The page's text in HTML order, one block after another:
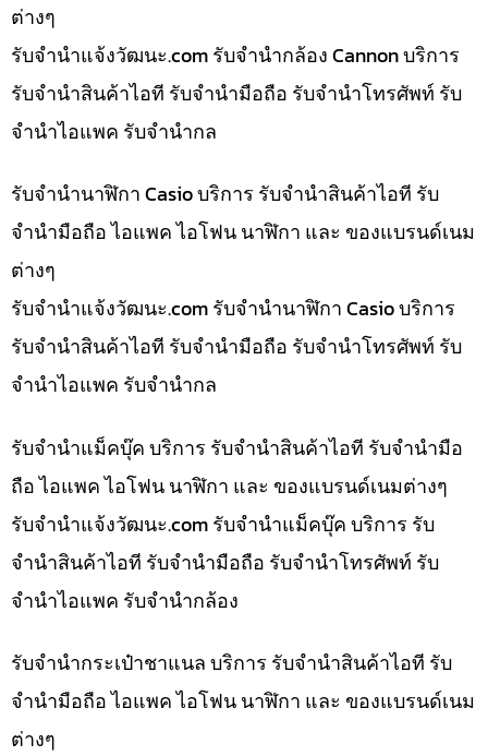
ต่างๆ
รับจํานําแจ้งวัฒนะ.com รับจำนำกล้อง Cannon บริการ
รับจำนำสินค้าไอที รับจำนำมือถือ รับจำนำโทรศัพท์ รับ
จำนำไอแพค รับจำนำกล
รับจำนำนาฬิกา Casio บริการ รับจำนำสินค้าไอที รับ
จำนำมือถือ ไอแพค ไอโฟน นาฬิกา และ ของแบรนด์เนม
ต่างๆ
รับจํานําแจ้งวัฒนะ.com รับจำนำนาฬิกา Casio บริการ
รับจำนำสินค้าไอที รับจำนำมือถือ รับจำนำโทรศัพท์ รับ
จำนำไอแพค รับจำนำกล
รับจำนำแม็คบุ๊ค บริการ รับจำนำสินค้าไอที รับจำนำมือ
ถือ ไอแพค ไอโฟน นาฬิกา และ ของแบรนด์เนมต่างๆ
รับจํานําแจ้งวัฒนะ.com รับจำนำแม็คบุ๊ค บริการ รับ
จำนำสินค้าไอที รับจำนำมือถือ รับจำนำโทรศัพท์ รับ
จำนำไอแพค รับจำนำกล้อง
รับจำนำกระเป๋าชาแนล บริการ รับจำนำสินค้าไอที รับ
จำนำมือถือ ไอแพค ไอโฟน นาฬิกา และ ของแบรนด์เนม
ต่างๆ